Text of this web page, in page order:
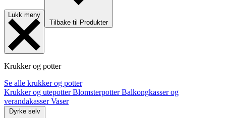
Lukk meny
Tilbake til Produkter
Krukker og potter
Se alle krukker og potter
Krukker og utepotterBlomsterpotterBalkongkasser og
verandakasserVaser